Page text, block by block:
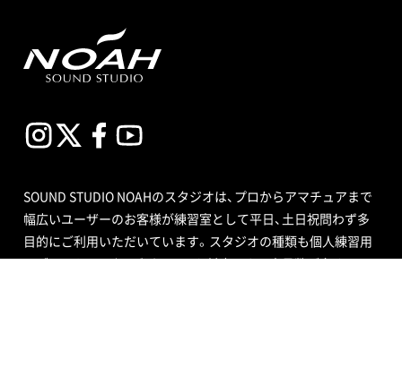
SOUND STUDIO NOAHのスタジオは、プロからアマチュアまで
幅広いユーザーのお客様が練習室として平日、土日祝問わず多
目的にご利用いただいています。スタジオの種類も個人練習用
のブースから、ビッグバンドにも対応できる定員数が多くはい